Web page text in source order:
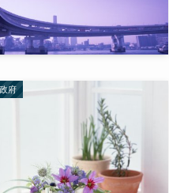
府